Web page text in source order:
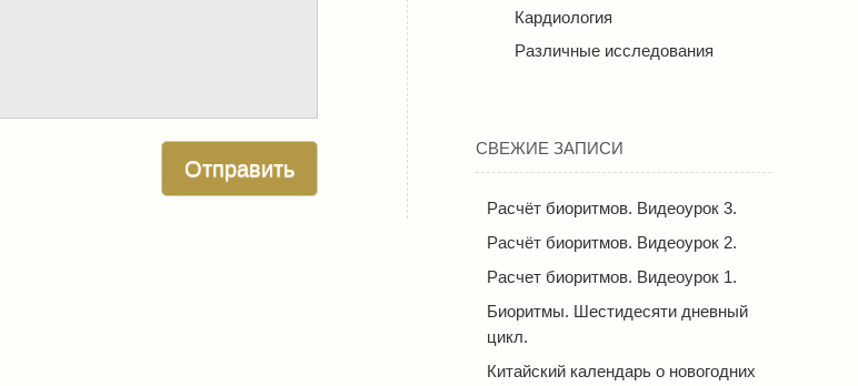
Кардиология
Различные исследования
СВЕЖИЕ ЗАПИСИ
Расчёт биоритмов. Видеоурок 3.
Расчёт биоритмов. Видеоурок 2.
Расчет биоритмов. Видеоурок 1.
Биоритмы. Шестидесяти дневный
цикл.
Китайский календарь о новогодних